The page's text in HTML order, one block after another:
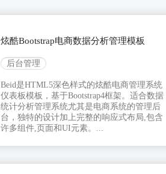
炫酷Bootstrap电商数据分析管理模板
后台管理
Beid是HTML5深色样式的炫酷电商管理系统
仪表板模板，基于Bootstrap4框架。适合数据
统计分析管理系统尤其是电商系统的管理后
台，独特的设计加上完整的响应式布局,包含
许多组件,页面和UI元素。...